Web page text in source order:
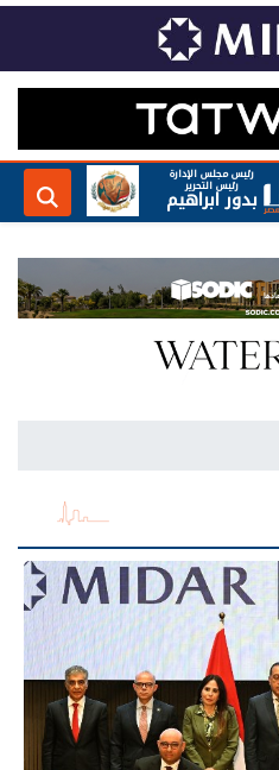
رئيس مجلس الإدارة
رئيس التحرير
بدور ابراهيم